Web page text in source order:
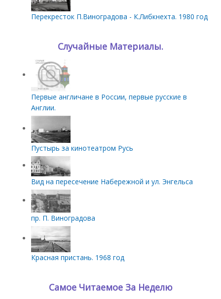
Перекресток П.Виноградова - К.Либкнехта. 1980 год
Случайные Материалы.
Первые англичане в России, первые русские в
Англии.
Пустырь за кинотеатром Русь
Вид на пересечение Набережной и ул. Энгельса
пр. П. Виноградова
Красная пристань. 1968 год
Самое Читаемое За Неделю